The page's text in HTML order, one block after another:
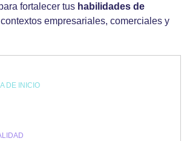
fortalecer tus habilidades de
empresariales, comerciales y
DE INICIO